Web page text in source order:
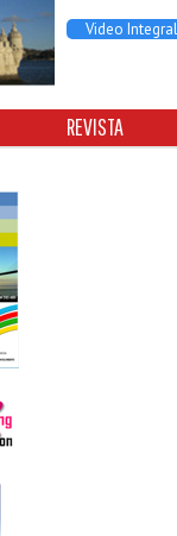
Video Integral
REVISTA